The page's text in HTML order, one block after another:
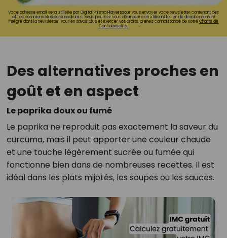
Votre adresse email sera utilisée par Digital Prisma Playerspour vous envoyer votre newsletter contenant des
offres commerciales personnalisées. Vous pourrez vous désinscrire en utilisant le lien de désabonnement
intégré dans la newsletter. Pour en savoir plus et exercer vos droits, prenez connaissance de notreCharte de
Confidentialité.
Des alternatives proches en
goût et en aspect
Le paprika doux ou fumé
Le paprika ne reproduit pas exactement la saveur du
curcuma, mais il peut apporter une couleur chaude
et une touche légèrement sucrée ou fumée qui
fonctionne bien dans de nombreuses recettes. Il est
idéal dans les plats mijotés, les soupes ou les sauces.